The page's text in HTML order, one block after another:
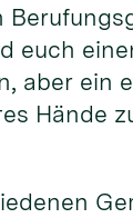
euch
aber ein
Hände